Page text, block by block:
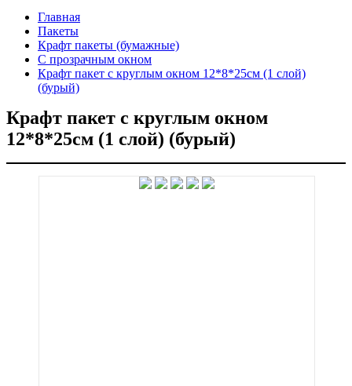
Главная
Пакеты
Крафт пакеты (бумажные)
С прозрачным окном
Крафт пакет с круглым окном 12*8*25см (1 слой)
(бурый)
Крафт пакет с круглым окном
12*8*25см (1 слой) (бурый)